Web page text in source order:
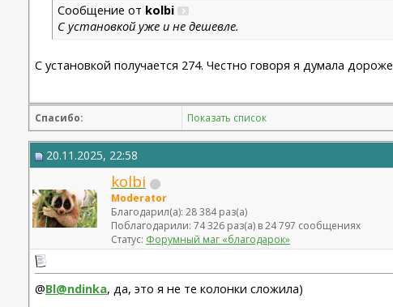
Сообщение от kolbi
С установкой уже и не дешевле.
С установкой получается 274. Честно говоря я думала
Спасибо: Показать список
20.11.2025, 22:58
kolbi
Moderator
Благодарил(а): 28 384 раз(а)
Поблагодарили: 74 326 раз(а) в 24 797 сообщениях
Статус: Форумный маг «благодарок»
@Bl@ndinka, да, это я не те колонки сложила)